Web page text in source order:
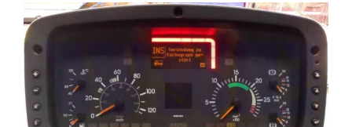
View
Larger
Image